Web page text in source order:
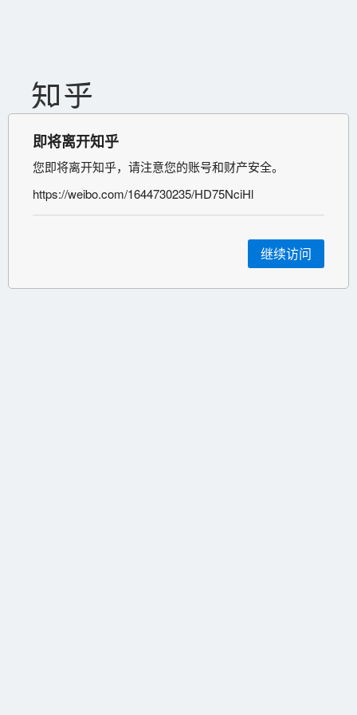
即将离开知乎
您即将离开知乎，请注意您的账号和财产安全。
https://weibo.com/1644730235/HD75NciHl
继续访问